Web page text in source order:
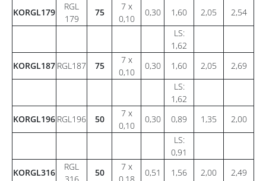
KORGL179
RGL
179
75
7 x
0,10
0,30 1,60 2,05
2,54
LS:
1,62
KORGL187 RGL187 75
7 x
0,10
0,30 1,60 2,05
2,69
LS:
1,62
KORGL196 RGL196 50
7 x
0,10
0,30 0,89 1,35
2,00
LS:
0,91
KORGL316
RGL
50
7 x
0,51 1,56 2,00 2,49